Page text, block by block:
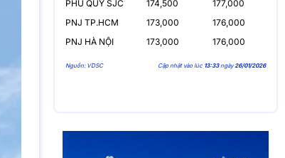
PHÚ QUÝ SJC
174,500
177,000
PNJ TP.HCM
173,000
176,000
PNJ HÀ NỘI
173,000 176,000
Nguồn: VDSC Cập nhật vào lúc 13:33ngày26/01/2026